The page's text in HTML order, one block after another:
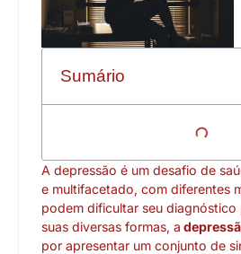
Sumário
A depressão é um desafio de
e multifacetado, com diferentes
podem dificultar seu diagnóstico
suas diversas formas, a
por apresentar um conjunto de